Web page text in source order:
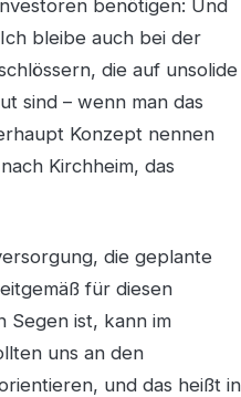
benötigen: Und
bleibe auch bei der
die auf unsolide
sind – wenn man das
Konzept nennen
Kirchheim, das
die geplante
für diesen
Segen ist, kann im
uns an den
und das heißt in